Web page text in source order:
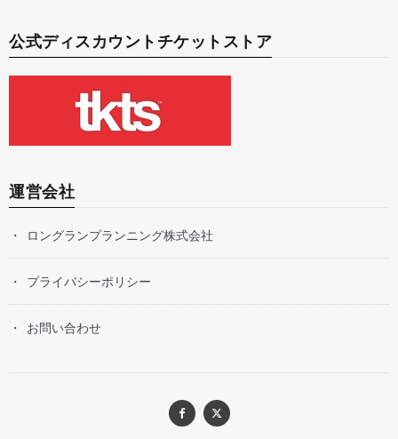
公式ディスカウントチケットストア
運営会社
ロングランプランニング株式会社
プライバシーポリシー
お問い合わせ